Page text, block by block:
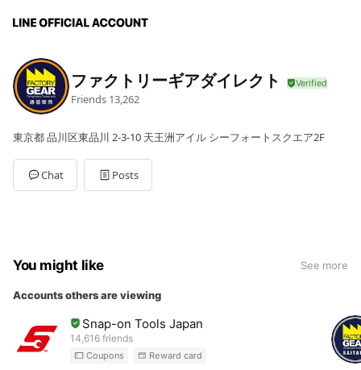
ファクトリーギアダイレクト
Friends 13,262
東京都 品川区東品川 2-3-10 天王洲アイル シーフォートスクエア2F
Chat Posts
You might like See more
Accounts others are viewing
Snap-on Tools Japan
14,616 friends
Coupons Reward card